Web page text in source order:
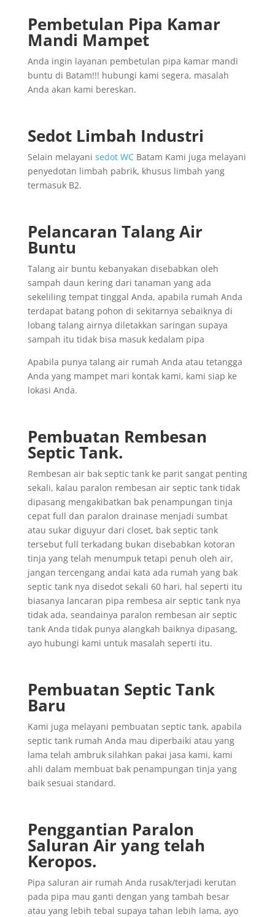
Pembetulan Pipa Kamar
Mandi Mampet
Anda ingin layanan pembetulan pipa kamar mandi
buntu di Batam!!! hubungi kami segera, masalah
Anda akan kami bereskan.
Sedot Limbah Industri
Selain melayani sedot WCBatam Kami juga melayani
penyedotan limbah pabrik, khusus limbah yang
termasuk B2.
Pelancaran Talang Air
Buntu
Talang air buntu kebanyakan disebabkan oleh
sampah daun kering dari tanaman yang ada
sekeliling tempat tinggal Anda, apabila rumah Anda
terdapat batang pohon di sekitarnya sebaiknya di
lobang talang airnya diletakkan saringan supaya
sampah itu tidak bisa masuk kedalam pipa
Apabila punya talang air rumah Anda atau tetangga
Anda yang mampet mari kontak kami, kami siap ke
lokasi Anda.
Pembuatan Rembesan
Septic Tank.
Rembesan air bak septic tank ke parit sangat penting
sekali, kalau paralon rembesan air septic tank tidak
dipasang mengakibatkan bak penampungan tinja
cepat full dan paralon drainase menjadi sumbat
atau sukar diguyur dari closet, bak septic tank
tersebut full terkadang bukan disebabkan kotoran
tinja yang telah menumpuk tetapi penuh oleh air,
jangan tercengang andai kata ada rumah yang bak
septic tank nya disedot sekali 60 hari, hal seperti itu
biasanya lancaran pipa rembesa air septic tank nya
tidak ada, seandainya paralon rembesan air septic
tank Anda tidak punya alangkah baiknya dipasang,
ayo hubungi kami untuk masalah seperti itu.
Pembuatan Septic Tank
Baru
Kami juga melayani pembuatan septic tank, apabila
septic tank rumah Anda mau diperbaiki atau yang
lama telah ambruk silahkan pakai jasa kami, kami
ahli dalam membuat bak penampungan tinja yang
baik sesuai standard.
Penggantian Paralon
Saluran Air yangtelah
Keropos.
Pipa saluran air rumah Anda rusak/terjadi kerutan
pada pipa mau ganti dengan yang tambah besar
atau yang lebih tebal supaya tahan lebih lama, ayo